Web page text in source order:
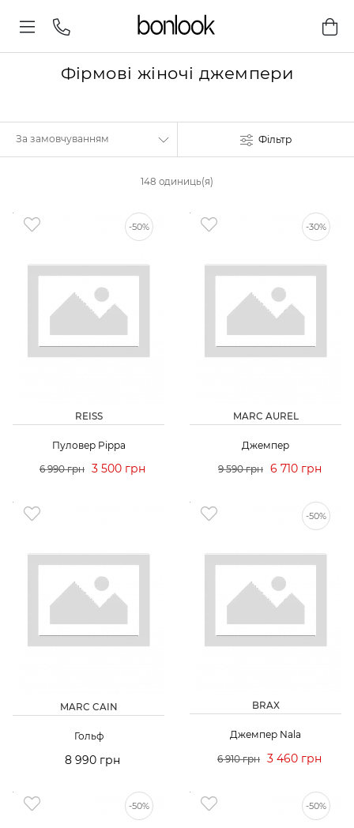
Фірмові жіночі джемпери
Фільтр
148 одиниць(я)
-50%
REISS
Пуловер Pippa
6 990 грн 3 500 грн
-30%
MARC AUREL
Джемпер
9 590 грн 6 710 грн
MARC CAIN
Гольф
8 990 грн
-50%
BRAX
Джемпер Nala
6 910 грн 3 460 грн
-50% -50%